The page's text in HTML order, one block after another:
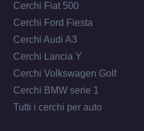
Cerchi Fiat 500
Cerchi Ford Fiesta
Cerchi Audi A3
Cerchi Lancia Y
Cerchi Volkswagen Golf
Cerchi BMW serie 1
Tutti i cerchi per auto